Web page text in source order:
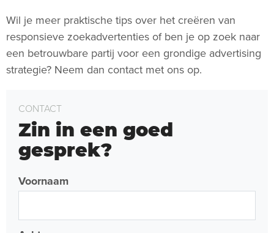
Wil je meer praktische tips over het creëren van
responsieve zoekadvertenties of ben je op zoek naar
een betrouwbare partij voor een grondige advertising
strategie? Neem dan contact met ons op.
CONTACT
Zin in een goed
gesprek?
Voornaam